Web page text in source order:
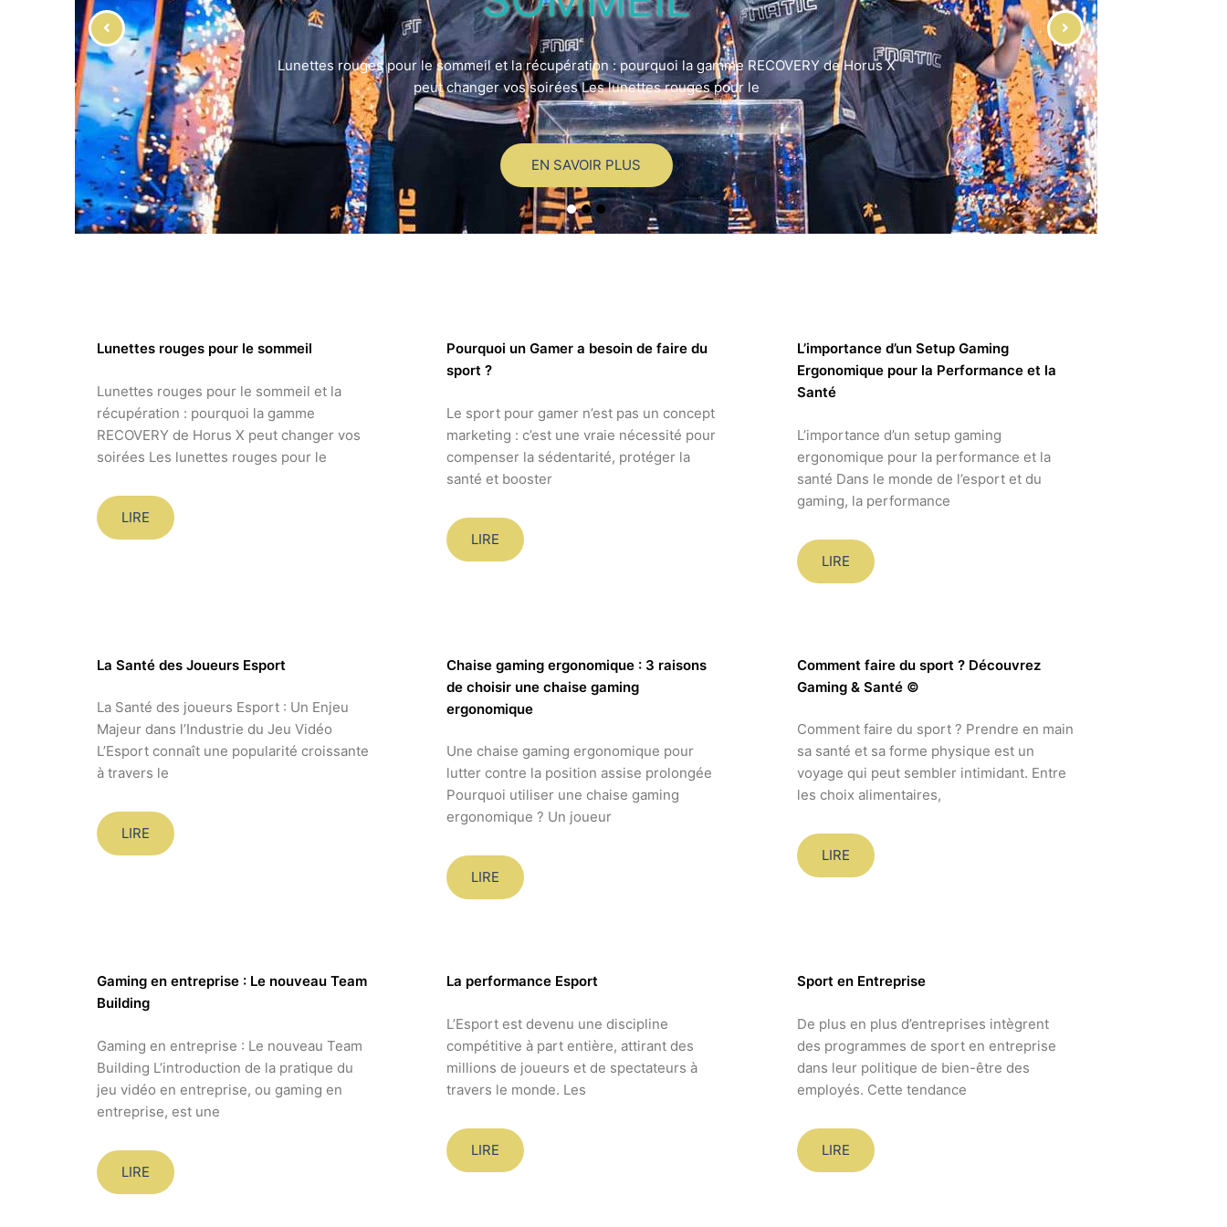
Le sport pour gamer n’est pas un concept marketing : c’est une vraie nécessité pour compenser la
sédentarité, protéger la santé et booster
EN SAVOIR PLUS
Lunettes rouges pour le sommeil
Lunettes rouges pour le sommeil et la
récupération : pourquoi la gamme
RECOVERY de Horus X peut changer vos
soirées Les lunettes rouges pour le
LIRE
Pourquoi un Gamer a besoin de faire du
sport ?
Le sport pour gamer n’est pas un concept
marketing : c’est une vraie nécessité pour
compenser la sédentarité, protéger la
santé et booster
LIRE
L’importance d’un Setup Gaming
Ergonomique pour la Performance et la
Santé
L’importance d’un setup gaming
ergonomique pour la performance et la
santé Dans le monde de l’esport et du
gaming, la performance
LIRE
La Santé des Joueurs Esport
La Santé des joueurs Esport : Un Enjeu
Majeur dans l’Industrie du Jeu Vidéo
L’Esport connaît une popularité croissante
à travers le
LIRE
Chaise gaming ergonomique : 3 raisons
de choisir une chaise gaming
ergonomique
Une chaise gaming ergonomique pour
lutter contre la position assise prolongée
Pourquoi utiliser une chaise gaming
ergonomique ? Un joueur
LIRE
Comment faire du sport ? Découvrez
Gaming & Santé ©
Comment faire du sport ? Prendre en main
sa santé et sa forme physique est un
voyage qui peut sembler intimidant. Entre
les choix alimentaires,
LIRE
Gaming en entreprise : Le nouveau Team
Building
Gaming en entreprise : Le nouveau Team
Building L’introduction de la pratique du
jeu vidéo en entreprise, ou gaming en
entreprise, est une
LIRE
La performance Esport
L’Esport est devenu une discipline
compétitive à part entière, attirant des
millions de joueurs et de spectateurs à
travers le monde. Les
LIRE
Sport en Entreprise
De plus en plus d’entreprises intègrent
des programmes de sport en entreprise
dans leur politique de bien-être des
employés. Cette tendance
LIRE